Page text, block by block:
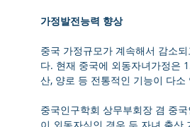
가정발전능력 향상
중국 가정규모가 계속해서 감소
다. 현재 중국에 외동자녀가정은
산, 양로 등 전통적인 기능이 다
중국인구학회 상무부회장 겸 중